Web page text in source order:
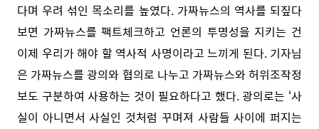
다며 우려 섞인 목소리를 높였다. 가짜뉴스의 역사를 되짚다
보면 가짜뉴스를 팩트체크하고 언론의 투명성을 지키는 건
이제 우리가 해야 할 역사적 사명이라고 느끼게 된다. 기자님
은 가짜뉴스를 광의와 협의로 나누고 가짜뉴스와 허위조작정
보도 구분하여 사용하는 것이 필요하다고 했다. 광의로는 ‘사
실이 아니면서 사실인 것처럼 꾸며져 사람들 사이에 퍼지는